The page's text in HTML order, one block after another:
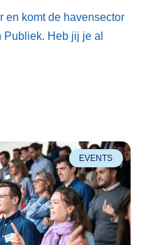
en komt de havensector
Heb jij je al
EVENTS